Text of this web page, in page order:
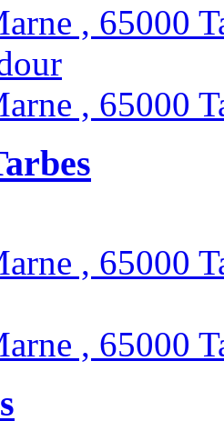
, 65000
, 65000
, 65000
, 65000